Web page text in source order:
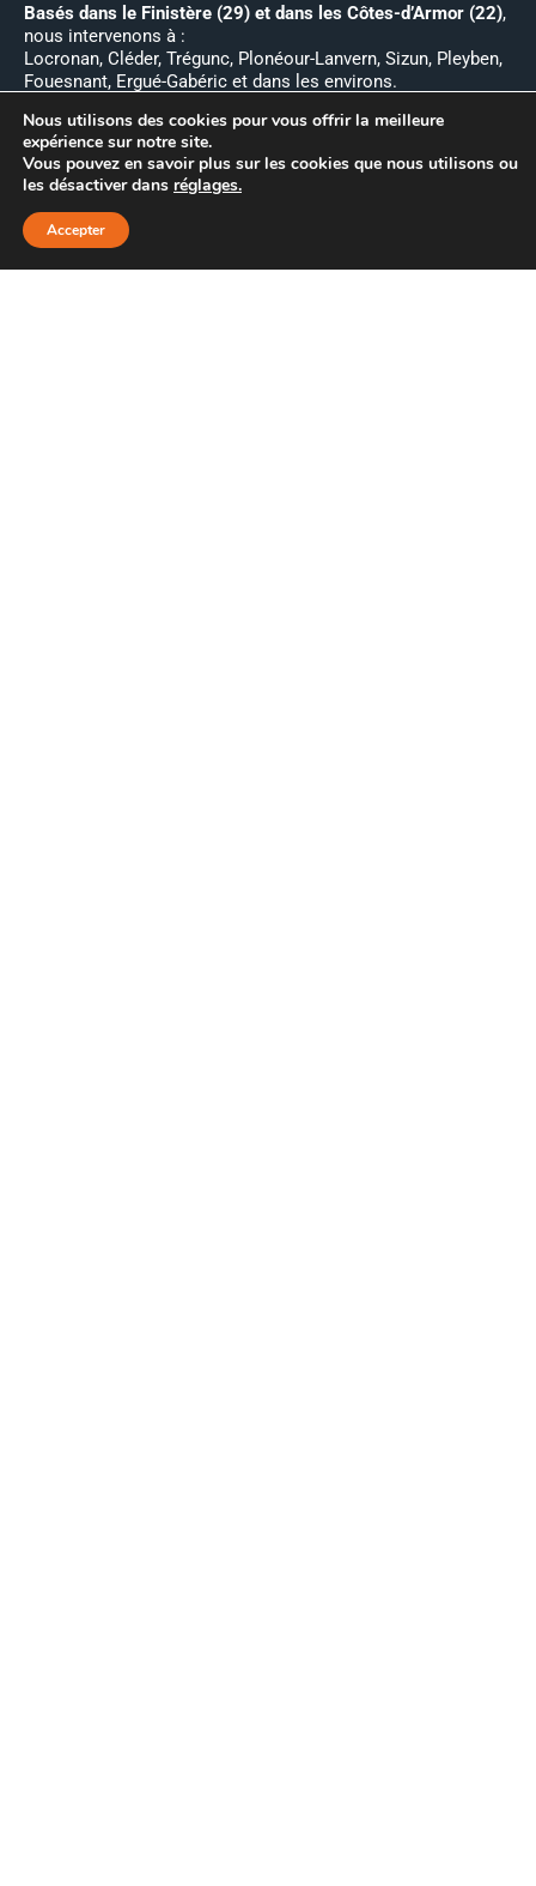
Basés dans le Finistère (29) et dans les Côtes-d’Armor (22),
nous intervenons à :
Locronan, Cléder, Trégunc, Plonéour-Lanvern, Sizun, Pleyben,
Fouesnant, Ergué-Gabéric et dans les environs.
undevis gratuitsous 48h
uneintervention rapide
desproduits non nocifs
unchantier propre, sécurisé et respectueux de votre
Nous utilisons des cookies pour vous offrir la meilleure
expérience sur notre site.
Vous pouvez en savoir plus sur les cookies que nous utilisons ou
les désactiver dans réglages.
Accepter
↓